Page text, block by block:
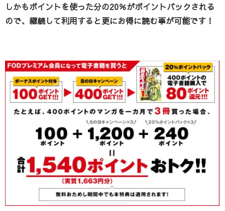
しかもポイントを使った分の20％がポイントバックされる
ので、継続して利用すると更にお得に読む事が可能です！